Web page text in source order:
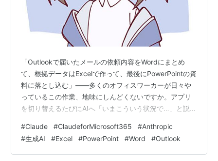
「Outlookで届いたメールの依頼内容をWordにまとめ
て、根拠データはExcelで作って、最後にPowerPointの資
料に落とし込む」——多くのオフィスワーカーが日々や
っているこの作業、地味にしんどくないですか。アプリ
を切り替えるたびにAIへ「いまこういう状況で…」と説明
当て直すストレス。 その「窓の行き来」を、Anthropicが
正面から潰しにきました。2026年5月7日、Claude for
Excel、PowerPoint、Wordが全有料プランで正式版
#Claude #ClaudeforMicrosoft365 #Anthropic
#生成AI #Excel #PowerPoint #Word #Outlook